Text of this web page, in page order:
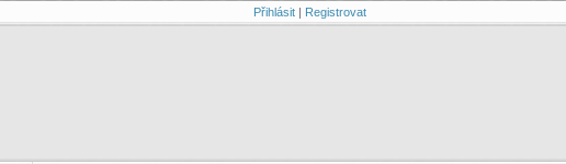
Přihlásit| Registrovat